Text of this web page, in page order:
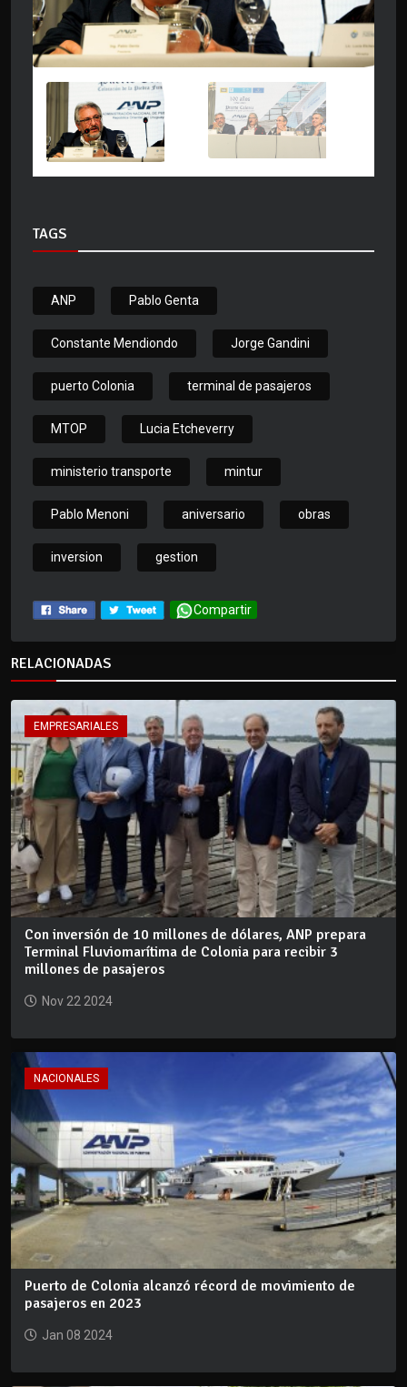
TAGS
ANP Pablo Genta
Constante Mendiondo Jorge Gandini
puerto Colonia terminal de pasajeros
MTOP Lucia Etcheverry
ministerio transporte mintur
Pablo Menoni aniversario obras
inversion gestion
Compartir
RELACIONADAS
EMPRESARIALES
Con inversión de 10 millones de dólares, ANP prepara
Terminal Fluviomarítima de Colonia para recibir 3
millones de pasajeros
Nov 22 2024
NACIONALES
Puerto de Colonia alcanzó récord de movimiento de
pasajeros en 2023
Jan 08 2024